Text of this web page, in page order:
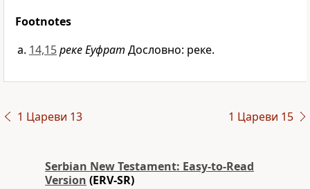
Footnotes
14,15реке Еуфрат Дословно: реке.
1 Цареви 13 1 Цареви 15
Serbian New Testament: Easy-to-Read
Version (ERV-SR)